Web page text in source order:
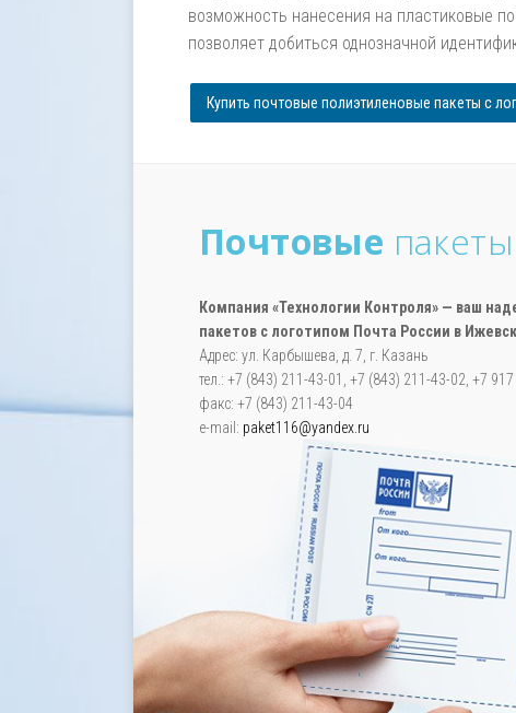
возможность нанесения на пластиковые
позволяет добиться однозначной
Купить почтовые полиэтиленовые пакеты с
Почтовые пакеты
Компания «Технологии Контроля» — ваш
пакетов с логотипом Почта России в
Адрес: ул. Карбышева, д. 7, г. Казань
тел.: +7 (843) 211-43-01, +7 (843) 211-43-02, +7
факс: +7 (843) 211-43-04
e-mail: paket116@yandex.ru